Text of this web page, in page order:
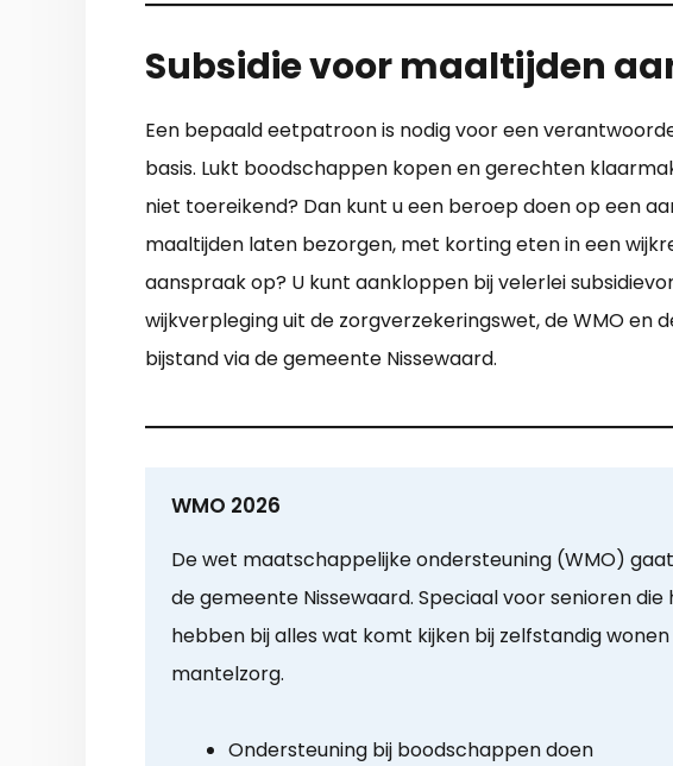
Subsidie voor maaltijden
Een bepaald eetpatroon is nodig voor een
basis. Lukt boodschappen kopen en gerechten
niet toereikend? Dan kunt u een beroep doen op een
maaltijden laten bezorgen, met korting eten in een
aanspraak op? U kunt aankloppen bij velerlei
wijkverpleging uit de zorgverzekeringswet, de WMO en
bijstand via de gemeente Nissewaard.
WMO 2026
De wet maatschappelijke ondersteuning (WMO)
de gemeente Nissewaard. Speciaal voor senioren die
hebben bij alles wat komt kijken bij zelfstandig
mantelzorg.
Ondersteuning bij boodschappen doen